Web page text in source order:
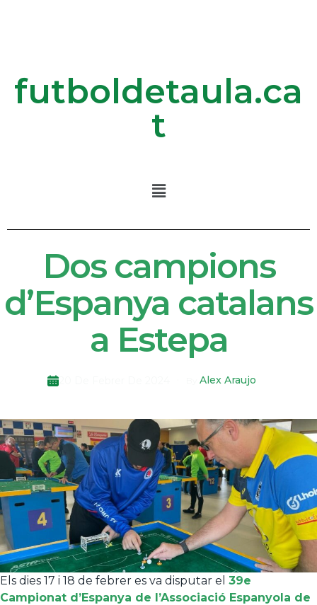
futboldetaula.ca
t
Dos campions
d’Espanya catalans
a Estepa
20 De Febrer De 2024 Alex Araujo
Els dies 17 i 18 de febrer es va disputar el 39e
Campionat d’Espanya de l’Associació Espanyola de